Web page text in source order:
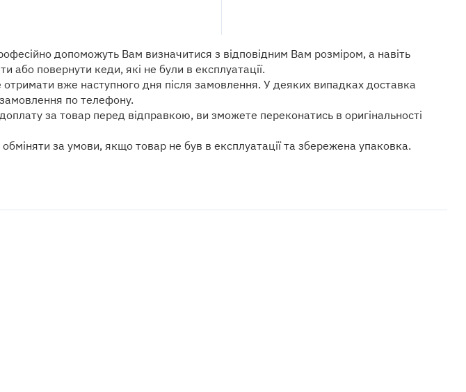
допоможуть Вам визначитися з відповідним Вам розміром, а навіть
повернути кеди, які не були в експлуатації.
вже наступного дня після замовлення. У деяких випадках доставка
по телефону.
за товар перед відправкою, ви зможете переконатись в оригінальності
за умови, якщо товар не був в експлуатації та збережена упаковка.